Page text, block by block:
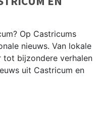
Op Castricums
nieuws. Van lokale
bijzondere verhalen
uit Castricum en